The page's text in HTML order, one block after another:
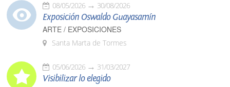
08/05/2026 30/08/2026
Exposición Oswaldo Guayasamín
ARTE / EXPOSICIONES
Santa Marta de Tormes
05/06/2026 31/03/2027
Visibilizar lo elegido